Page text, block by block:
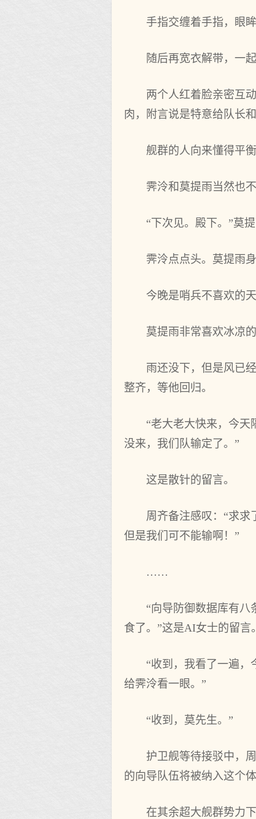
手指交缠着手指，眼
随后再宽衣解带，一
两个人红着脸亲密互
肉，附言说是特意给队长
舰群的人向来懂得平
霁泠和莫提雨当然也
“下次见。殿下。”莫
霁泠点点头。莫提雨
今晚是哨兵不喜欢的
莫提雨非常喜欢冰凉的
雨还没下，但是风已
整齐，等他回归。
“老大老大快来，今
没来，我们队输定了。”
这是散针的留言。
周齐备注感叹：“求求
但是我们可不能输啊！”
……
“向导防御数据库有
食了。”这是AI女士的留言。
“收到，我看了一遍
给霁泠看一眼。”
“收到，莫先生。”
护卫舰等待接驳中，
的向导队伍将被纳入这个
在其余超大舰群势力